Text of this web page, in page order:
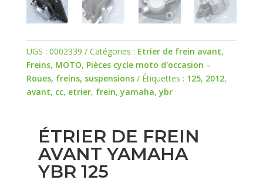
UGS : 0002339 Catégories : Etrier de frein avant,
Freins, MOTO, Pièces cycle moto d'occasion –
Roues, freins, suspensions
Étiquettes : 125, 2012,
avant, cc, etrier, frein,yamaha,ybr
ÉTRIER DE FREIN
AVANT YAMAHA
YBR 125